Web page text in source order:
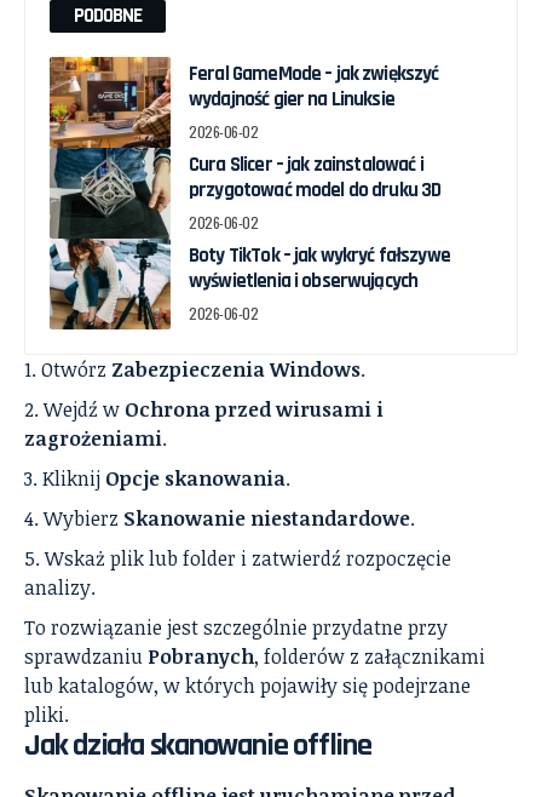
PODOBNE
Feral GameMode – jak zwiększyć
wydajność gier na Linuksie
2026-06-02
Cura Slicer – jak zainstalować i
przygotować model do druku 3D
2026-06-02
Boty TikTok – jak wykryć fałszywe
wyświetlenia i obserwujących
2026-06-02
Otwórz Zabezpieczenia Windows.
Wejdź w Ochrona przed wirusami i
zagrożeniami.
Kliknij Opcje skanowania.
Wybierz Skanowanie niestandardowe.
Wskaż plik lub folder i zatwierdź rozpoczęcie
analizy.
To rozwiązanie jest szczególnie przydatne przy
sprawdzaniu Pobranych, folderów z załącznikami
lub katalogów, w których pojawiły się podejrzane
pliki.
Jak działa skanowanie offline